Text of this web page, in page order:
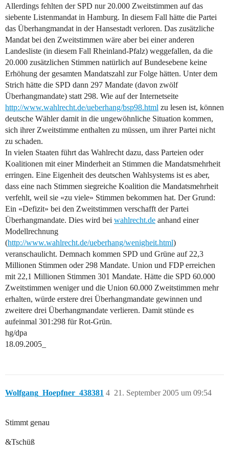
Allerdings fehlten der SPD nur 20.000 Zweitstimmen auf das
siebente Listenmandat in Hamburg. In diesem Fall hätte die Partei
das Überhangmandat in der Hansestadt verloren. Das zusätzliche
Mandat bei den Zweitstimmen wäre aber bei einer anderen
Landesliste (in diesem Fall Rheinland-Pfalz) weggefallen, da die
20.000 zusätzlichen Stimmen natürlich auf Bundesebene keine
Erhöhung der gesamten Mandatszahl zur Folge hätten. Unter dem
Strich hätte die SPD dann 297 Mandate (davon zwölf
Überhangmandate) statt 298. Wie auf der Internetseite
http://www.wahlrecht.de/ueberhang/bsp98.html zu lesen ist, können
deutsche Wähler damit in die ungewöhnliche Situation kommen,
sich ihrer Zweitstimme enthalten zu müssen, um ihrer Partei nicht
zu schaden.
In vielen Staaten führt das Wahlrecht dazu, dass Parteien oder
Koalitionen mit einer Minderheit an Stimmen die Mandatsmehrheit
erringen. Eine Eigenheit des deutschen Wahlsystems ist es aber,
dass eine nach Stimmen siegreiche Koalition die Mandatsmehrheit
verfehlt, weil sie «zu viele» Stimmen bekommen hat. Der Grund:
Ein «Defizit» bei den Zweitstimmen verschafft der Partei
Überhangmandate. Dies wird bei wahlrecht.de anhand einer
Modellrechnung
(http://www.wahlrecht.de/ueberhang/wenigheit.html)
veranschaulicht. Demnach kommen SPD und Grüne auf 22,3
Millionen Stimmen oder 298 Mandate. Union und FDP erreichen
mit 22,1 Millionen Stimmen 301 Mandate. Hätte die SPD 60.000
Zweitstimmen weniger und die Union 60.000 Zweitstimmen mehr
erhalten, würde erstere drei Überhangmandate gewinnen und
zweitere drei Überhangmandate verlieren. Damit stünde es
aufeinmal 301:298 für Rot-Grün.
hg/dpa
18.09.2005_
Wolfgang_Hoepfner_438381 21. September 2005 um 09:54
4
Stimmt genau
&Tschüß